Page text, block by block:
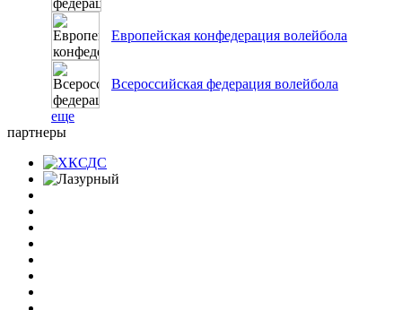
Европейская конфедерация волейбола
Всероссийская федерация волейбола
еще
партнеры